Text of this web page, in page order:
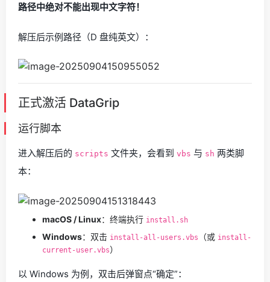
路径中绝对不能出现中文字符！
解压后示例路径（D 盘纯英文）：
正式激活 DataGrip
运行脚本
进入解压后的 scripts 文件夹，会看到 vbs 与 sh 两类脚
本：
macOS / Linux：终端执行 install.sh
Windows：双击 install-all-users.vbs （或 install-
current-user.vbs）
以 Windows 为例，双击后弹窗点“确定”：